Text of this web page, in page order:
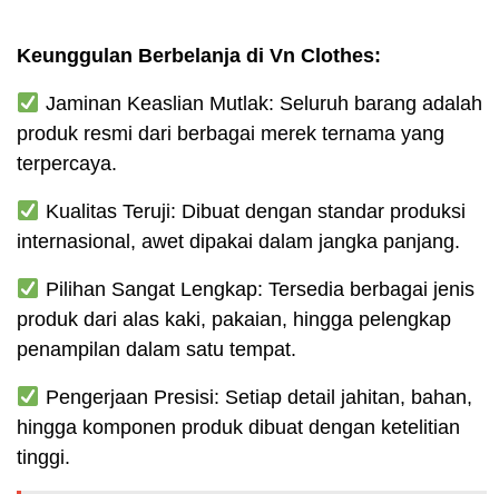
Keunggulan Berbelanja di Vn Clothes:
Jaminan Keaslian Mutlak: Seluruh barang adalah
produk resmi dari berbagai merek ternama yang
terpercaya.
Kualitas Teruji: Dibuat dengan standar produksi
internasional, awet dipakai dalam jangka panjang.
Pilihan Sangat Lengkap: Tersedia berbagai jenis
produk dari alas kaki, pakaian, hingga pelengkap
penampilan dalam satu tempat.
Pengerjaan Presisi: Setiap detail jahitan, bahan,
hingga komponen produk dibuat dengan ketelitian
tinggi.